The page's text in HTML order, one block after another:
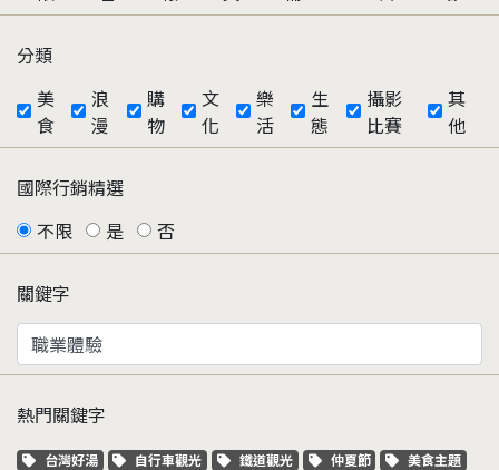
分類
美
食
浪
漫
購
物
文
化
樂
活
生
態
攝影
比賽
其
他
國際行銷精選
不限
是 否
關鍵字
熱門關鍵字
關鍵字標籤
台灣好湯 關鍵字標籤
自行車觀光 關鍵字標籤
鐵道觀光 關鍵字標籤
仲夏節 關鍵字標籤
美食主題